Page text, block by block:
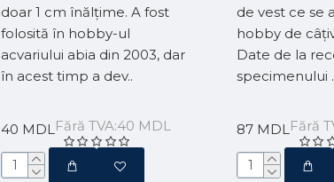
doar 1 cm înălțime. A fost
folosită în hobby-ul
acvariului abia din 2003, dar
în acest timp a dev..
40 MDLFără TVA:40 MDL
de vest ce se
hobby de
Date de la
specimenului
87 MDLFără